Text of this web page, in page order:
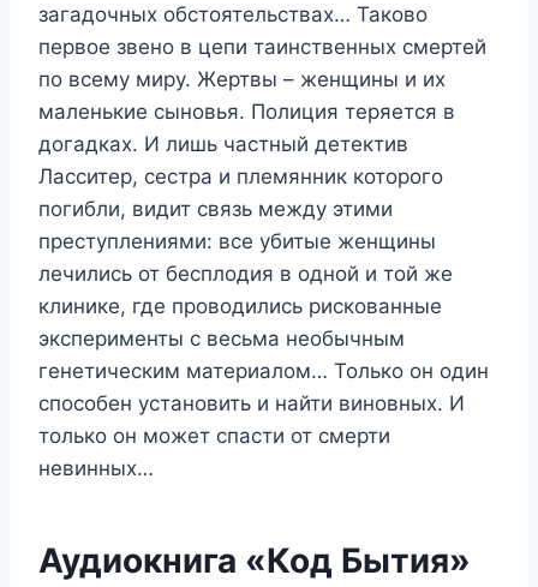
загадочных обстоятельствах… Таково
первое звено в цепи таинственных смертей
по всему миру. Жертвы – женщины и их
маленькие сыновья. Полиция теряется в
догадках. И лишь частный детектив
Ласситер, сестра и племянник которого
погибли, видит связь между этими
преступлениями: все убитые женщины
лечились от бесплодия в одной и той же
клинике, где проводились рискованные
эксперименты с весьма необычным
генетическим материалом… Только он один
способен установить и найти виновных. И
только он может спасти от смерти
невинных…
Аудиокнига «Код Бытия»